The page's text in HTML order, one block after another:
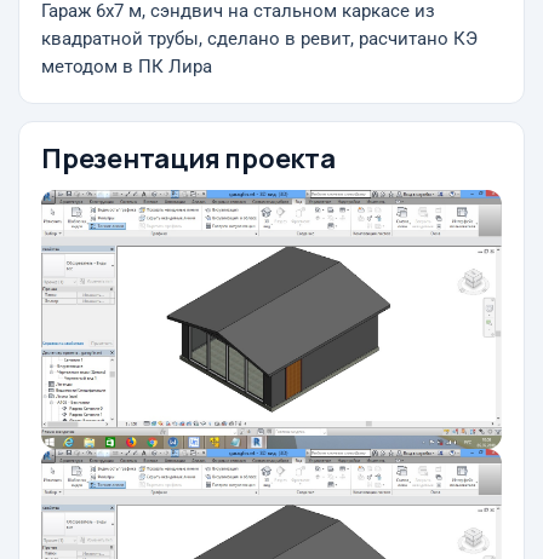
Гараж 6х7 м, сэндвич на стальном каркасе из
квадратной трубы, сделано в ревит, расчитано КЭ
методом в ПК Лира
Презентация проекта